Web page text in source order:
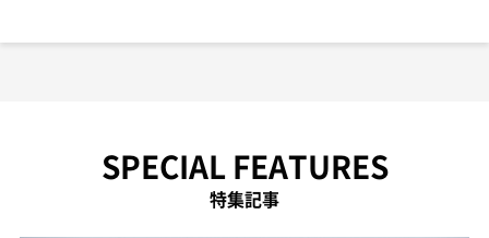
SPECIAL FEATURES
特集記事